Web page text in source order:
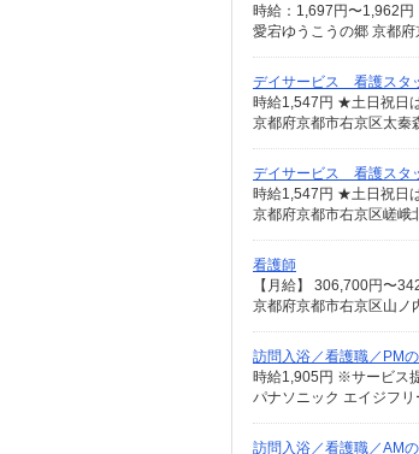
時給：1,697円〜1,962円
愛宕ゆうこうの郷 京都
デイサービス 看護スタ
時給1,547円 ★土日祝日
京都府京都市右京区太秦
デイサービス 看護スタ
時給1,547円 ★土日祝日
京都府京都市右京区嵯峨
看護師
京都府京都市右京区山
訪問入浴／看護職／PM
時給1,905円 ※サービス
パナソニック エイジフ
訪問入浴／看護職／AM